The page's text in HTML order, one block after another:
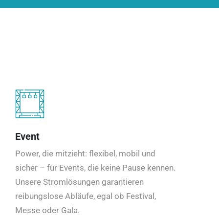
Event
Power, die mitzieht: flexibel, mobil und
sicher – für Events, die keine Pause kennen.
Unsere Stromlösungen garantieren
reibungslose Abläufe, egal ob Festival,
Messe oder Gala.